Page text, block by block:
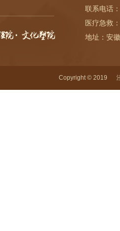
联系电
医疗急
地址：
Copyright © 2019